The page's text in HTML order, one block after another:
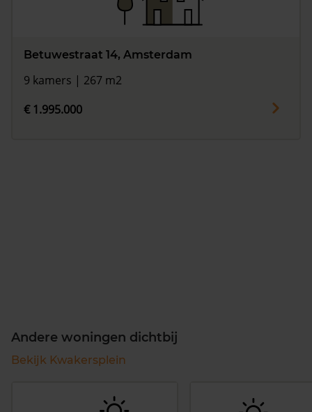
Betuwestraat 14, Amsterdam
9 kamers | 267 m2
€ 1.995.000
Andere woningen dichtbij
Bekijk Kwakersplein